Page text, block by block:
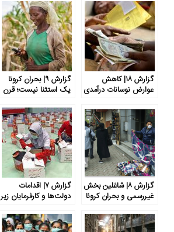
گزارش ۱۸| کاهش
عوارض نوسانات درآمدی
اعتبارات خرد
گزارش ۹| بحران کرونا
یک استثنا نیست؛ قرن
هاست
گزارش ۸| شاغلین بخش
غیررسمی و بحران کرونا
گزارش ۷| اقدامات
دولت‌ها و کارفرمایان زیر
کارگری